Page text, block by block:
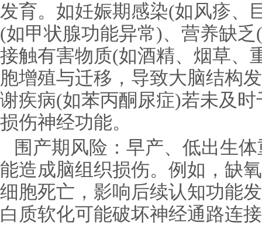
发育。如妊娠期感染(如风疹、
(如甲状腺功能异常)、营养缺
接触有害物质(如酒精、烟草、
胞增殖与迁移，导致大脑结构
谢疾病(如苯丙酮尿症)若未及
损伤神经功能。
围产期风险：早产、低出生
能造成脑组织损伤。例如，缺
细胞死亡，影响后续认知功能
白质软化可能破坏神经通路连